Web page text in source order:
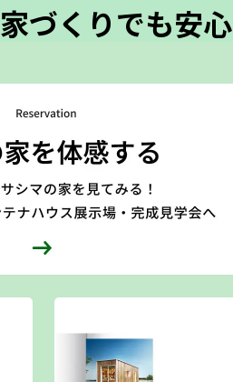
家づくりでも安心